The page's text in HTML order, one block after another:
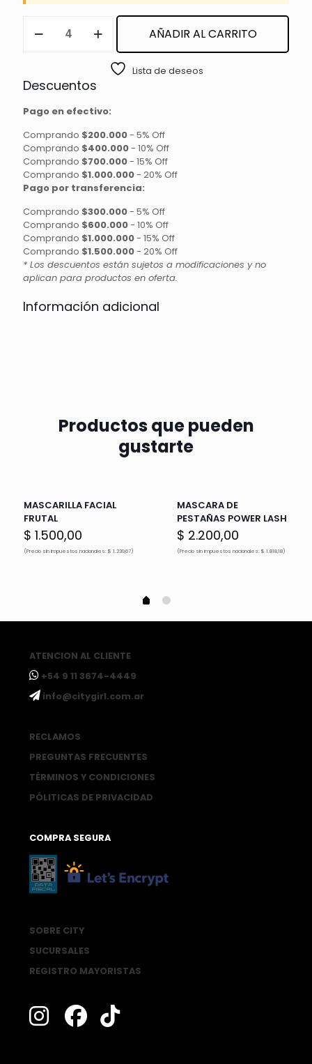
cantidad
AÑADIR AL CARRITO
Lista de deseos
Descuentos
Pago en efectivo:
Comprando $200.000- 5% Off
Comprando $400.000- 10% Off
Comprando $700.000- 15% Off
Comprando $1.000.000- 20% Off
Pago por transferencia:
Comprando $300.000- 5% Off
Comprando $600.000- 10% Off
Comprando $1.000.000- 15% Off
Comprando $1.500.000- 20% Off
* Los descuentos están sujetos a modificaciones y no
aplican para productos en oferta.
Información adicional
Productos que pueden
gustarte
MASCARILLA FACIAL
FRUTAL
$ 1.500,00
(Precio sin impuestos nacionales: $ 1.239,67)
MASCARA DE
PESTAÑAS POWER LASH
$ 2.200,00
(Precio sin impuestos nacionales: $ 1.818,18)
ATENCION AL CLIENTE
ㅤ+54 9 11 3674-4449
ㅤinfo@citygirl.com.ar
RECLAMOS
PREGUNTAS FRECUENTES
TÉRMINOS Y CONDICIONES
PÓLITICAS DE PRIVACIDAD
COMPRA SEGURA
SOBRE CITY
SUCURSALES
REGISTRO MAYORISTAS